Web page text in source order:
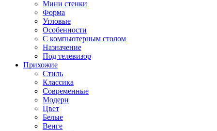
Мини стенки
Форма
Угловые
Особенности
С компьютерным столом
Назначение
Под телевизор
Прихожие
Стиль
Классика
Современные
Модерн
Цвет
Белые
Венге